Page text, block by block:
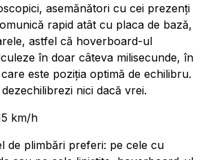
asemănători cu cei prezenți
rapid atât cu placa de bază,
astfel că hoverboard-ul
în doar câteva milisecunde, în
este poziția optimă de echilibru.
nici dacă vrei.
km/h
de plimbări preferi: pe cele cu